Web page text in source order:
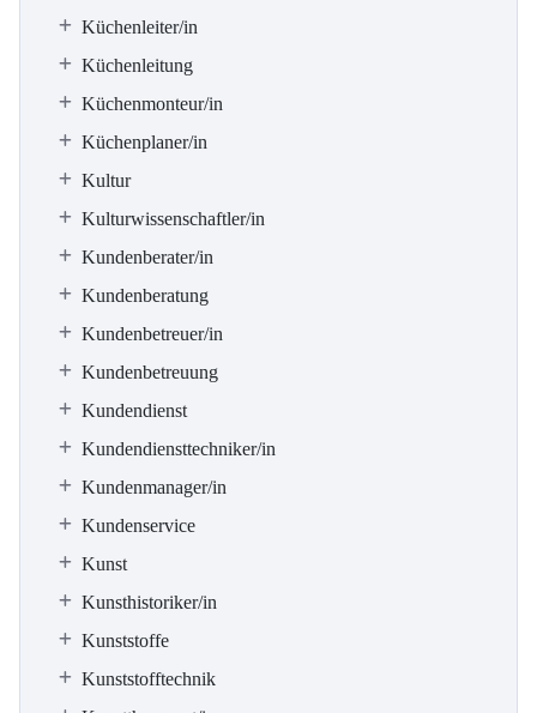
Küchenleiter/in
Küchenleitung
Küchenmonteur/in
Küchenplaner/in
Kultur
Kulturwissenschaftler/in
Kundenberater/in
Kundenberatung
Kundenbetreuer/in
Kundenbetreuung
Kundendienst
Kundendiensttechniker/in
Kundenmanager/in
Kundenservice
Kunst
Kunsthistoriker/in
Kunststoffe
Kunststofftechnik